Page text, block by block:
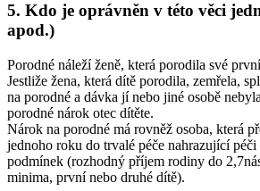
5. Kdo je oprávněn v této věci
apod.)
Porodné náleží ženě, která porodila své
Jestliže žena, která dítě porodila, zemřela,
na porodné a dávka jí nebo jiné osobě
porodné nárok otec dítěte.
Nárok na porodné má rovněž osoba, která
jednoho roku do trvalé péče nahrazující
podmínek (rozhodný příjem rodiny do
minima, první nebo druhé dítě).